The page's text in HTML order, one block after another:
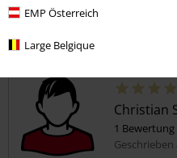
EMP Österreich
Large Belgique
Christian
1 Bewertung